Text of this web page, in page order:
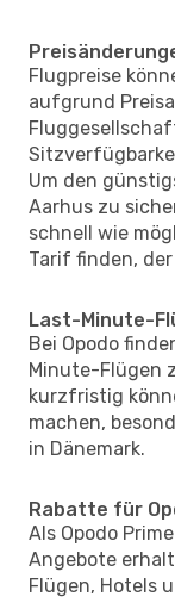
Flugpreise
aufgrund
Um den
Aarhus zu
schnell wie
Tarif finden,
Last-Minute-
Bei Opodo
Minute-Flügen
kurzfristig
machen,
in Dänemark.
Rabatte für
Als Opodo
Angebote
Flügen, Hotels